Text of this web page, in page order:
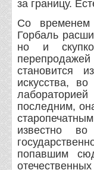
за границу.
Со временем
Горбаль
но и
становится
искусства,
последним,
известно
попавшим